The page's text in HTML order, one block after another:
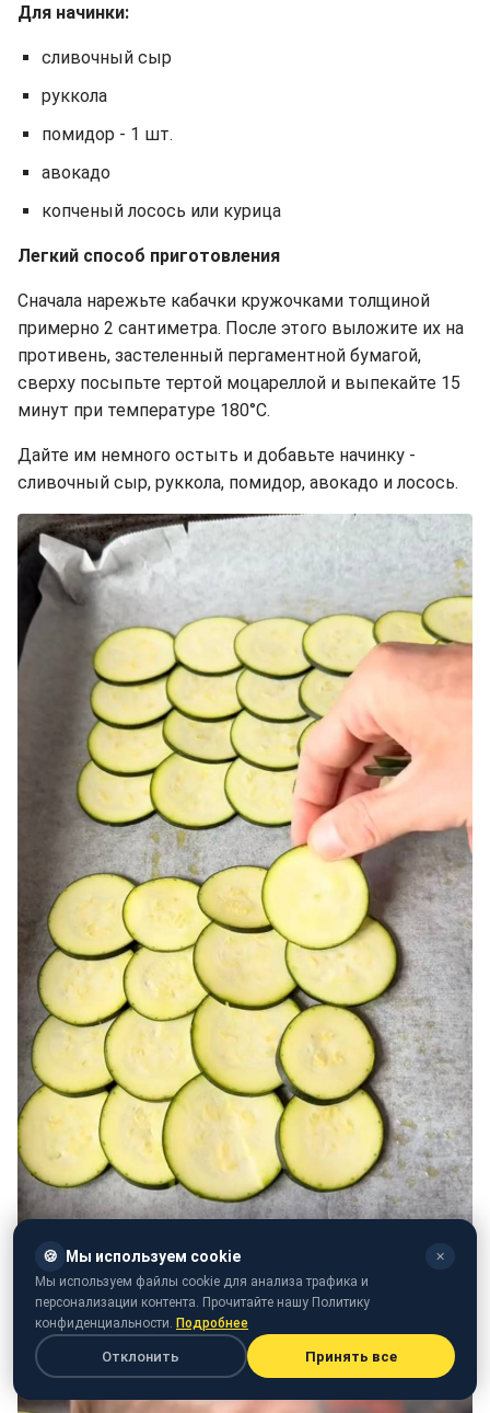
Для начинки:
сливочный сыр
руккола
помидор - 1 шт.
авокадо
копченый лосось или курица
Легкий способ приготовления
Сначала нарежьте кабачки кружочками толщиной
примерно 2 сантиметра. После этого выложите их на
противень, застеленный пергаментной бумагой,
сверху посыпьте тертой моцареллой и выпекайте 15
минут при температуре 180°C.
Дайте им немного остыть и добавьте начинку -
сливочный сыр, руккола, помидор, авокадо и лосось.
🍪 Мы используем cookie ✕
Мы используем файлы cookie для анализа трафика и
персонализации контента. Прочитайте нашу Политику
конфиденциальности. Подробнее
Отклонить Принять все